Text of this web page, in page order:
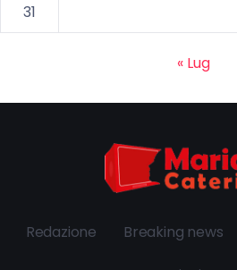
31
« Lug
Redazione Breaking news